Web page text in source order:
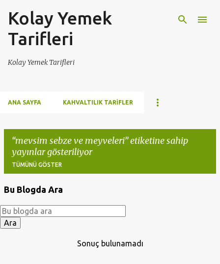
Ana içeriğe atla
Kolay Yemek
Tarifleri
Kolay Yemek Tarifleri
ANA SAYFA KAHVALTILIK TARIFLER
mevsim sebze ve meyveleri etiketine sahip
yayınlar gösteriliyor
TÜMÜNÜ GÖSTER
a
y
Bu Blogda Ara
Sonuç bulunamadı